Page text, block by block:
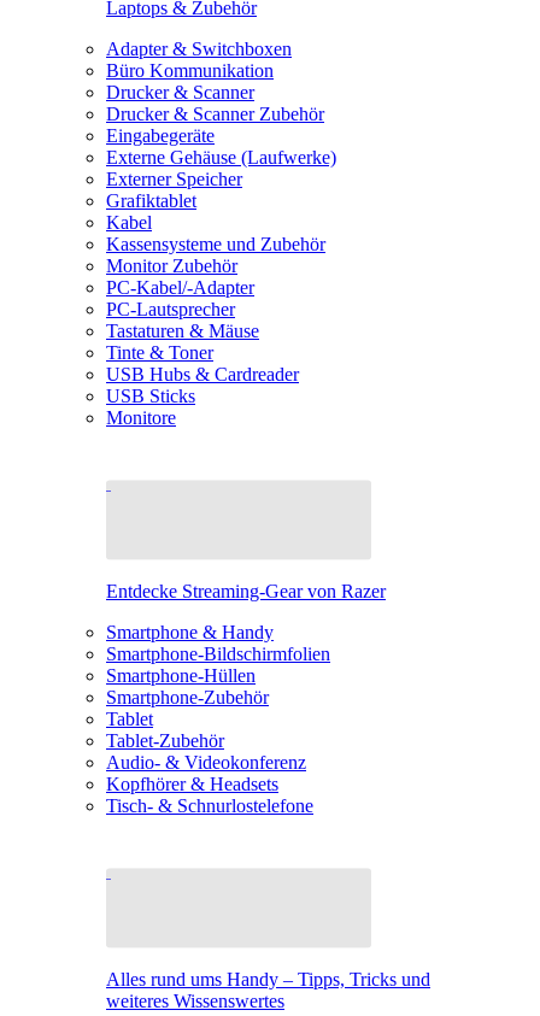
Laptops & Zubehör
Adapter & Switchboxen
Büro Kommunikation
Drucker & Scanner
Drucker & Scanner Zubehör
Eingabegeräte
Externe Gehäuse (Laufwerke)
Externer Speicher
Grafiktablet
Kabel
Kassensysteme und Zubehör
Monitor Zubehör
PC-Kabel/-Adapter
PC-Lautsprecher
Tastaturen & Mäuse
Tinte & Toner
USB Hubs & Cardreader
USB Sticks
Monitore
Entdecke Streaming-Gear von Razer
Smartphone & Handy
Smartphone-Bildschirmfolien
Smartphone-Hüllen
Smartphone-Zubehör
Tablet
Tablet-Zubehör
Audio- & Videokonferenz
Kopfhörer & Headsets
Tisch- & Schnurlostelefone
Alles rund ums Handy – Tipps, Tricks und
weiteres Wissenswertes